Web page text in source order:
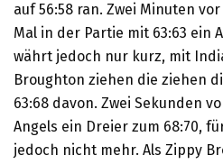
auf 56:58 ran. Zwei Minuten
Mal in der Partie mit 63:63 ein
währt jedoch nur kurz, mit
Broughton ziehen die ziehen
63:68 davon. Zwei Sekunden
Angels ein Dreier zum 68:70,
jedoch nicht mehr. Als Zippy